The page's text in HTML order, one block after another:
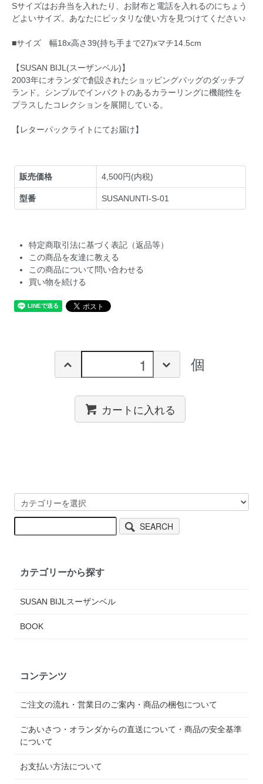
Sサイズはお弁当を入れたり、お財布と電話を入れるのにちょう
どよいサイズ。あなたにピッタリな使い方を見つけてください♪
■サイズ 幅18x高さ39(持ち手まで27)xマチ14.5cm
【SUSAN BIJL(スーザンベル)】
2003年にオランダで創設されたショッピングバッグのダッチブ
ランド。シンプルでインパクトのあるカラーリングに機能性を
プラスしたコレクションを展開している。
【レターパックライトにてお届け】
販売価格 4,500円(内税)
型番 SUSANUNTI-S-01
特定商取引法に基づく表記（返品等）
この商品を友達に教える
この商品について問い合わせる
買い物を続ける
個
カートに入れる
SEARCH
カテゴリーから探す
SUSAN BIJLスーザンベル
BOOK
コンテンツ
ご注文の流れ・営業日のご案内・商品の梱包について
ごあいさつ・オランダからの直送について・商品の安全基準
について
お支払い方法について